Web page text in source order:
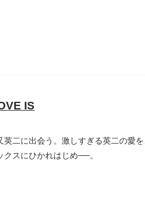
IS
二に出会う。激しすぎる英二の愛
スにひかれはじめ──。